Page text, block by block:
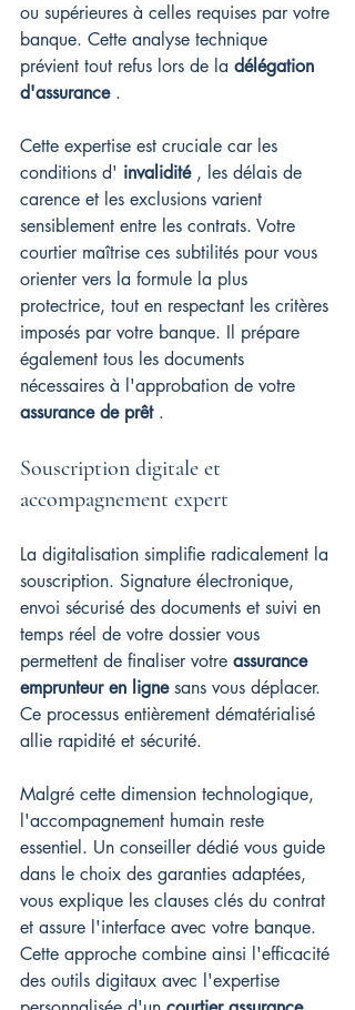
ou supérieures à celles requises par votre
banque. Cette analyse technique
prévient tout refus lors de la délégation
d'assurance .
Cette expertise est cruciale car les
conditions d' invalidité , les délais de
carence et les exclusions varient
sensiblement entre les contrats. Votre
courtier maîtrise ces subtilités pour vous
orienter vers la formule la plus
protectrice, tout en respectant les critères
imposés par votre banque. Il prépare
également tous les documents
nécessaires à l'approbation de votre
assurance de prêt .
Souscription digitale et
accompagnement expert
La digitalisation simplifie radicalement la
souscription. Signature électronique,
envoi sécurisé des documents et suivi en
temps réel de votre dossier vous
permettent de finaliser votre assurance
emprunteur en ligne sans vous déplacer.
Ce processus entièrement dématérialisé
allie rapidité et sécurité.
Malgré cette dimension technologique,
l'accompagnement humain reste
essentiel. Un conseiller dédié vous guide
dans le choix des garanties adaptées,
vous explique les clauses clés du contrat
et assure l'interface avec votre banque.
Cette approche combine ainsi l'efficacité
des outils digitaux avec l'expertise